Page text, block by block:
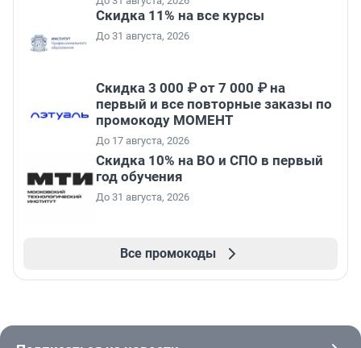
Скидка 11% на все курсы
До 31 августа, 2026
Скидка 3 000 ₽ от 7 000 ₽ на
первый и все повторные заказы по
промокоду МОМЕНТ
До 17 августа, 2026
Скидка 10% на ВО и СПО в первый
год обучения
До 31 августа, 2026
Все промокоды